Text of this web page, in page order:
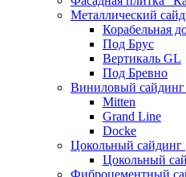
Металлический
Корабельная
Под Брус
Вертикаль GL
Под Бревно
Виниловый сайдинг
Mitten
Grand Line
Docke
Цокольный сайдинг
Цокольный
Фиброцементный